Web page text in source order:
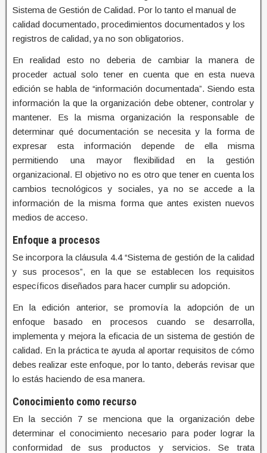
Sistema de Gestión de Calidad. Por lo tanto el manual de
calidad documentado, procedimientos documentados y los
registros de calidad, ya no son obligatorios.
En realidad esto no deberia de cambiar la manera de
proceder actual solo tener en cuenta que en esta nueva
edición se habla de “información documentada”. Siendo esta
información la que la organización debe obtener, controlar y
mantener. Es la misma organización la responsable de
determinar qué documentación se necesita y la forma de
expresar esta información depende de ella misma
permitiendo una mayor flexibilidad en la gestión
organizacional. El objetivo no es otro que tener en cuenta los
cambios tecnológicos y sociales, ya no se accede a la
información de la misma forma que antes existen nuevos
medios de acceso.
Enfoque a procesos
Se incorpora la cláusula 4.4 “Sistema de gestión de la calidad
y sus procesos”, en la que se establecen los requisitos
específicos diseñados para hacer cumplir su adopción.
En la edición anterior, se promovía la adopción de un
enfoque basado en procesos cuando se desarrolla,
implementa y mejora la eficacia de un sistema de gestión de
calidad. En la práctica te ayuda al aportar requisitos de cómo
debes realizar este enfoque, por lo tanto, deberás revisar que
lo estás haciendo de esa manera.
Conocimiento como recurso
En la sección 7 se menciona que la organización debe
determinar el conocimiento necesario para poder lograr la
conformidad de sus productos y servicios. Se trata